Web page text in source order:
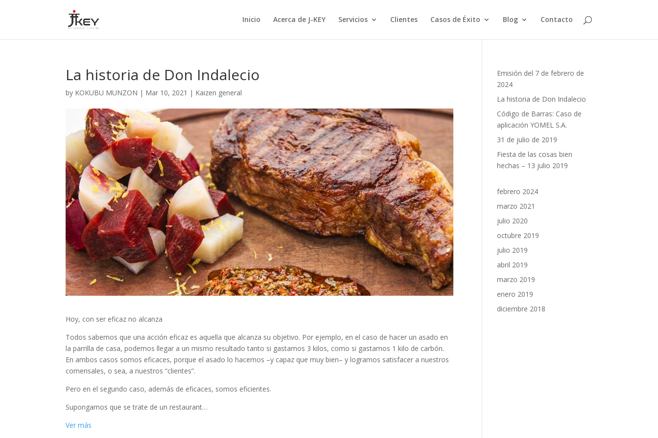
Inicio Acerca de J-KEY Servicios Clientes Casos de Éxito Blog Contacto
La historia de Don Indalecio
by KOKUBU MUNZON | Mar 10, 2021 | Kaizen general
Hoy, con ser eficaz no alcanza
Todos sabemos que una acción eficaz es aquella que alcanza su objetivo. Por ejemplo, en el caso de hacer un asado en
la parrilla de casa, podemos llegar a un mismo resultado tanto si gastamos 3 kilos, como si gastamos 1 kilo de carbón.
En ambos casos somos eficaces, porque el asado lo hacemos –y capaz que muy bien– y logramos satisfacer a nuestros
comensales, o sea, a nuestros “clientes”.
Pero en el segundo caso, además de eficaces, somos eficientes.
Supongamos que se trate de un restaurant…
Ver más
Emisión del 7 de febrero de
2024
La historia de Don Indalecio
Código de Barras: Caso de
aplicación YOMEL S.A.
31 de julio de 2019
Fiesta de las cosas bien
hechas – 13 julio 2019
febrero 2024
marzo 2021
julio 2020
octubre 2019
julio 2019
abril 2019
marzo 2019
enero 2019
diciembre 2018